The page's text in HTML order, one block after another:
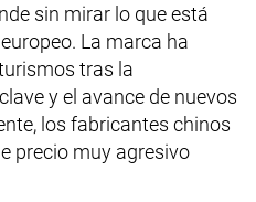
sin mirar lo que está
La marca ha
tras la
y el avance de nuevos
los fabricantes chinos
precio muy agresivo